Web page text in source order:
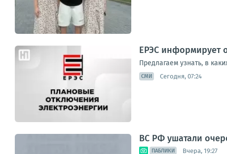
ЕРЭС информирует
Предлагаем узнать, в
СМИ Сегодня, 07:24
ВС РФ ушатали
ПАБЛИКИ Вчера, 19:27